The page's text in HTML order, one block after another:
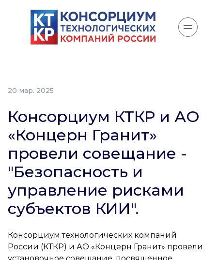
20 мар. 2025
Консорциум КТКР и АО
«Концерн Гранит»
провели совещание -
"Безопасность и
управление рисками
субъектов КИИ".
Консорциум технологических компаний
России (КТКР) и АО «Концерн Гранит» провели